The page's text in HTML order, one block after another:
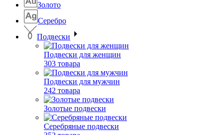
Золото
Серебро
Подвески
Подвески для женщин
303 товара
Подвески для мужчин
242 товара
Золотые подвески
Серебряные подвески